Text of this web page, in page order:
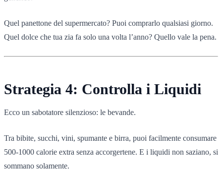
Quel panettone del supermercato? Puoi comprarlo qualsiasi giorno.
Quel dolce che tua zia fa solo una volta l’anno? Quello vale la pena.
Strategia 4: Controlla i Liquidi
Ecco un sabotatore silenzioso: le bevande.
Tra bibite, succhi, vini, spumante e birra, puoi facilmente consumare
500-1000 calorie extra senza accorgertene. E i liquidi non saziano, si
sommano solamente.